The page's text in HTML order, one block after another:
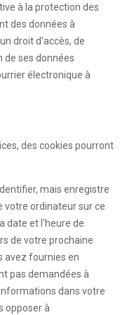
à la protection des
des données à
droit d'accès, de
de ses données
électronique à
des cookies pourront
mais enregistre
votre ordinateur sur ce
date et l'heure de
de votre prochaine
avez fournies en
pas demandées à
dans votre
opposer à